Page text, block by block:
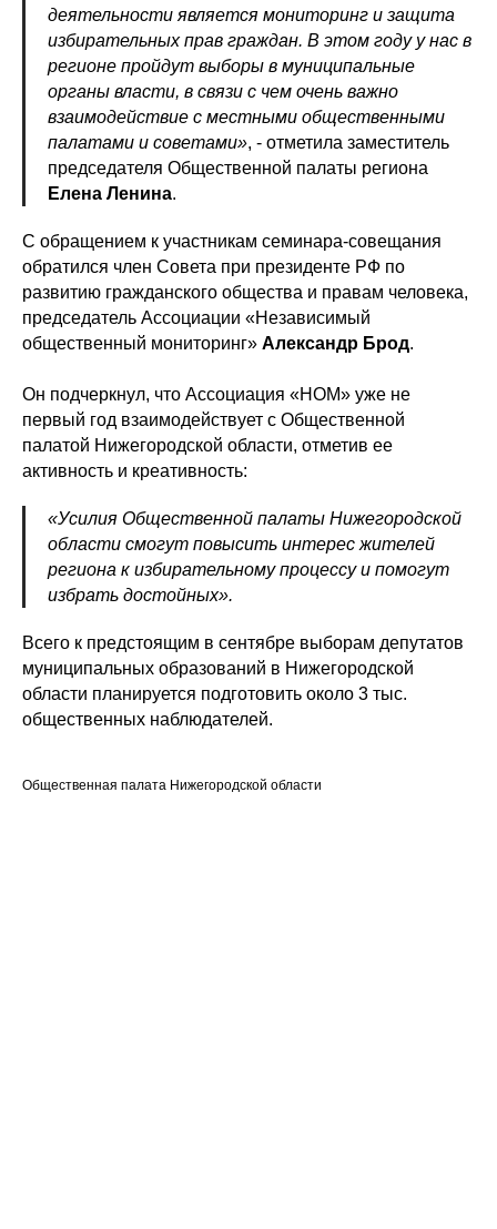
деятельности является мониторинг и защита
избирательных прав граждан. В этом году у нас в
регионе пройдут выборы в муниципальные
органы власти, в связи с чем очень важно
взаимодействие с местными общественными
палатами и советами», - отметила заместитель
председателя Общественной палаты региона
Елена Ленина.
С обращением к участникам семинара-совещания
обратился член Совета при президенте РФ по
развитию гражданского общества и правам человека,
председатель Ассоциации «Независимый
общественный мониторинг» Александр Брод.
Он подчеркнул, что Ассоциация «НОМ» уже не
первый год взаимодействует с Общественной
палатой Нижегородской области, отметив ее
активность и креативность:
«Усилия Общественной палаты Нижегородской
области смогут повысить интерес жителей
региона к избирательному процессу и помогут
избрать достойных».
Всего к предстоящим в сентябре выборам депутатов
муниципальных образований в Нижегородской
области планируется подготовить около 3 тыс.
общественных наблюдателей.
Общественная палата Нижегородской области